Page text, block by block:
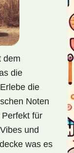
dem
die
die
Noten
für
und
was es